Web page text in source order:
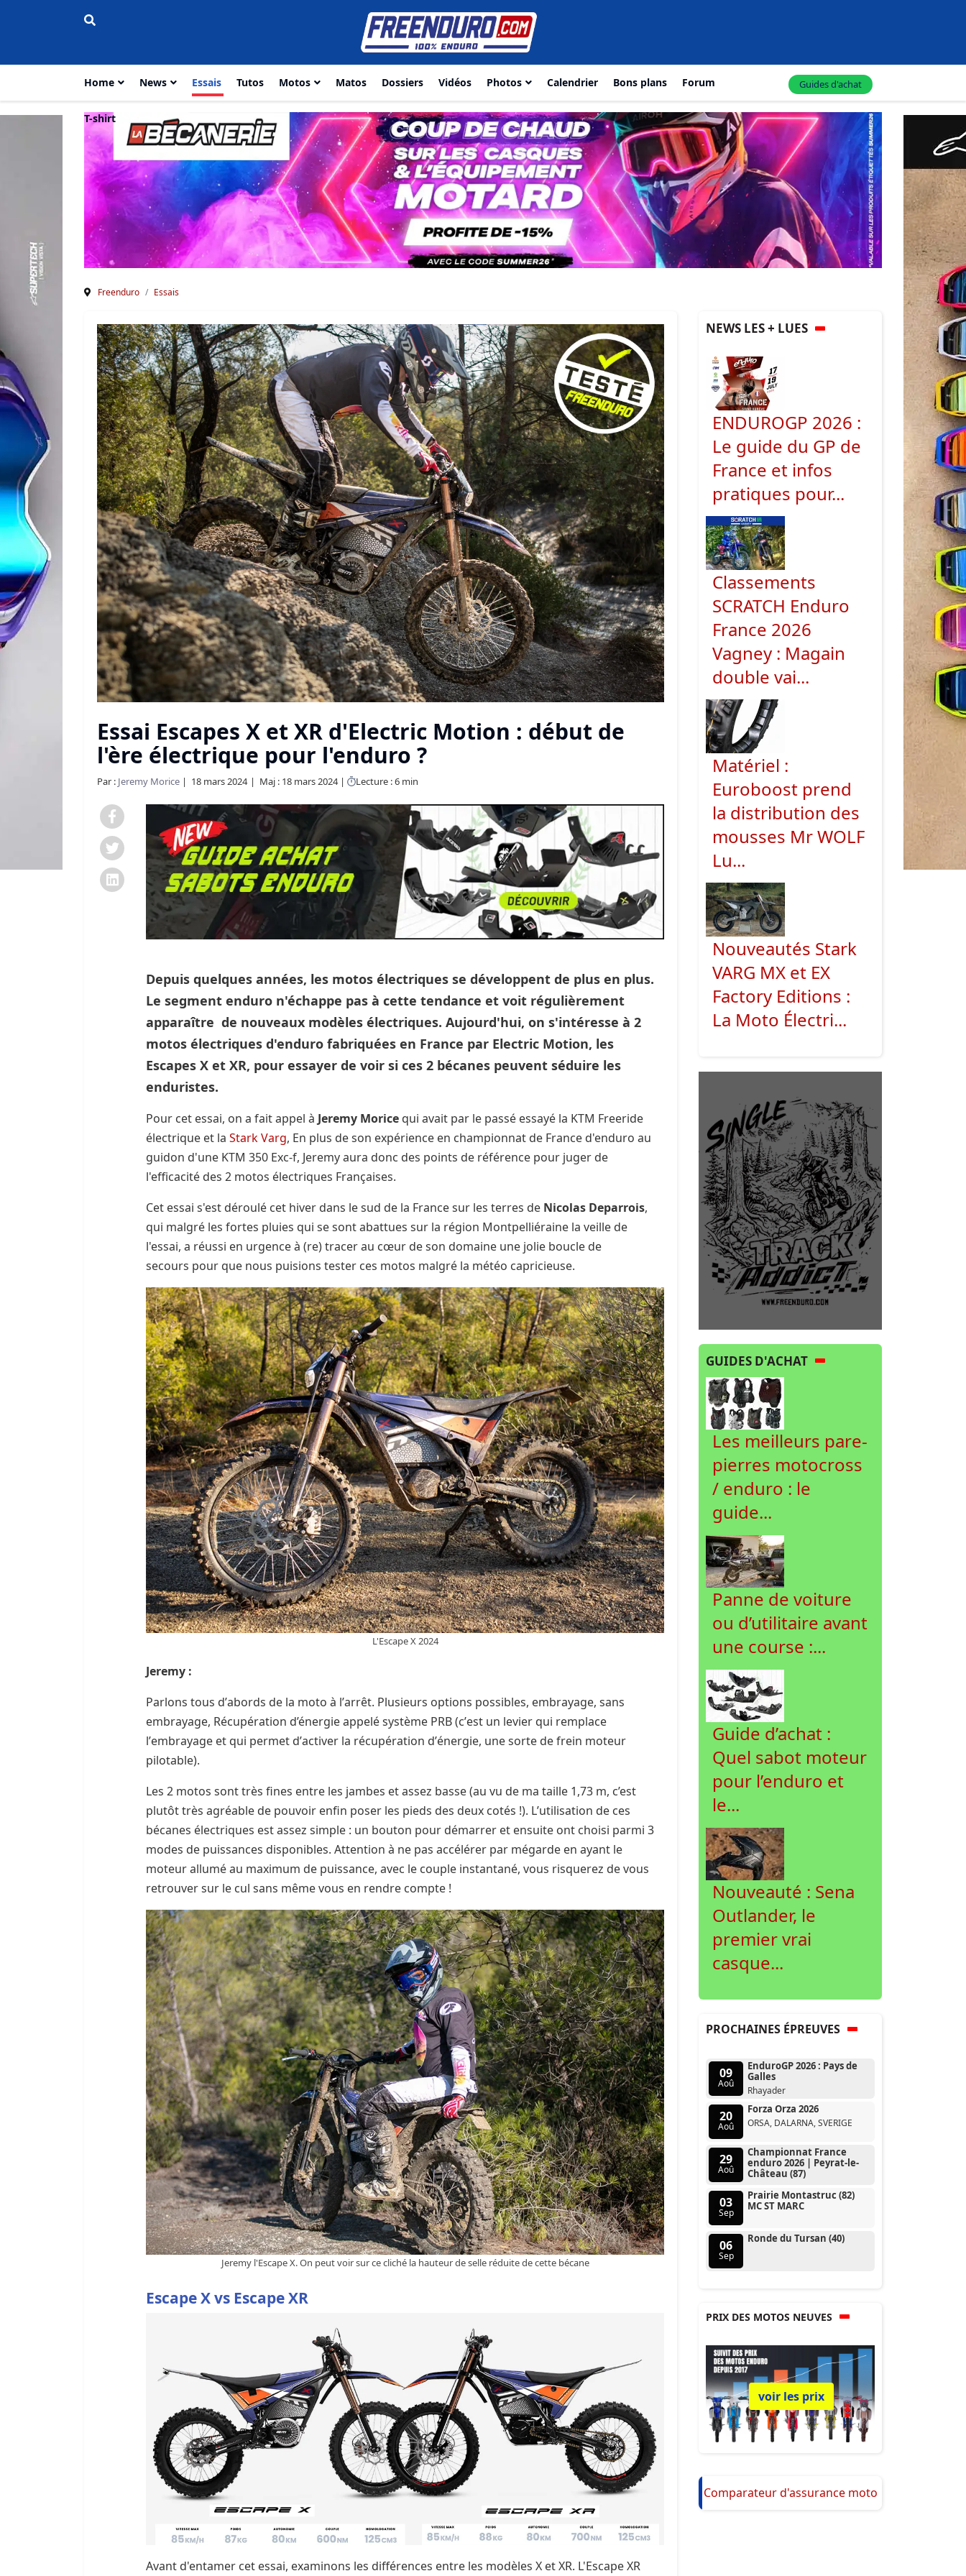
Home News Essais Tutos Motos Matos Dossiers Vidéos Photos Calendrier Bons plans Forum
T-shirt
Guides d'achat
Freenduro Essais
Essai Escapes X et XR d'Electric Motion : début de
l'ère électrique pour l'enduro ?
Par : Jeremy Morice 18 mars 2024 Maj : 18 mars 2024 Lecture : 6 min
Depuis quelques années, les motos électriques se développent de plus en plus.
Le segment enduro n'échappe pas à cette tendance et voit régulièrement
apparaître de nouveaux modèles électriques. Aujourd'hui, on s'intéresse à 2
motos électriques d'enduro fabriquées en France par Electric Motion, les
Escapes X et XR, pour essayer de voir si ces 2 bécanes peuvent séduire les
enduristes.
Pour cet essai, on a fait appel à Jeremy Morice qui avait par le passé essayé la KTM Freeride
électrique et laStark Varg, En plus de son expérience en championnat de France d'enduro au
guidon d'une KTM 350 Exc-f, Jeremy aura donc des points de référence pour juger de
l'efficacité des 2 motos électriques Françaises.
Cet essai s'est déroulé cet hiver dans le sud de la France sur les terres de Nicolas Deparrois,
qui malgré les fortes pluies qui se sont abattues sur la région Montpelliéraine la veille de
l'essai, a réussi en urgence à (re) tracer au cœur de son domaine une jolie boucle de
secours pour que nous puisions tester ces motos malgré la météo capricieuse.
L'Escape X 2024
Jeremy :
Parlons tous d’abords de la moto à l’arrêt. Plusieurs options possibles, embrayage, sans
embrayage, Récupération d’énergie appelé système PRB (c’est un levier qui remplace
l’embrayage et qui permet d’activer la récupération d’énergie, une sorte de frein moteur
pilotable).
Les 2 motos sont très fines entre les jambes et assez basse (au vu de ma taille 1,73 m, c’est
plutôt très agréable de pouvoir enfin poser les pieds des deux cotés !). L’utilisation de ces
bécanes électriques est assez simple : un bouton pour démarrer et ensuite ont choisi parmi 3
modes de puissances disponibles. Attention à ne pas accélérer par mégarde en ayant le
moteur allumé au maximum de puissance, avec le couple instantané, vous risquerez de vous
retrouver sur le cul sans même vous en rendre compte !
Jeremy l'Escape X. On peut voir sur ce cliché la hauteur de selle réduite de cette bécane
Escape X vs Escape XR
Avant d'entamer cet essai, examinons les différences entre les modèles X et XR. L'Escape XR
NEWS LES + LUES
ENDUROGP 2026 :
Le guide du GP de
France et infos
pratiques pour...
Classements
SCRATCH Enduro
France 2026
Vagney : Magain
double vai...
Matériel :
Euroboost prend
la distribution des
mousses Mr WOLF
Lu...
Nouveautés Stark
VARG MX et EX
Factory Editions :
La Moto Électri...
GUIDES D'ACHAT
Les meilleurs pare-
pierres motocross
/ enduro : le
guide...
Panne de voiture
ou d’utilitaire avant
une course :...
Guide d’achat :
Quel sabot moteur
pour l’enduro et
le...
Nouveauté : Sena
Outlander, le
premier vrai
casque...
PROCHAINES ÉPREUVES
09
Aoû
EnduroGP 2026 : Pays de
Galles
Rhayader
20
Aoû
Forza Orza 2026
ORSA, DALARNA, SVERIGE
29
Aoû
Championnat France
enduro 2026 | Peyrat-le-
Château (87)
03
Sep
Prairie Montastruc (82)
MC ST MARC
06
Sep
Ronde du Tursan (40)
PRIX DES MOTOS NEUVES
voir les prix
Comparateur d'assurance moto